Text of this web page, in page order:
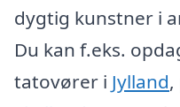
dygtig kunstner i
Du kan f.eks.
tatovører i Jylland,